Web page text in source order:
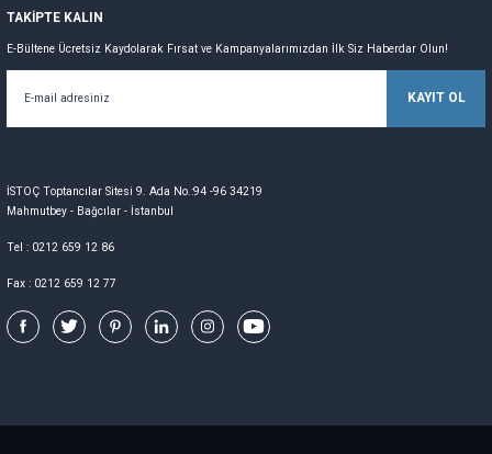
TAKİPTE KALIN
E-Bültene Ücretsiz Kaydolarak Fırsat ve Kampanyalarımızdan İlk Siz Haberdar Olun!
KAYIT OL
İSTOÇ Toptancılar Sitesi 9. Ada No.:94 -96 34219
Mahmutbey - Bağcılar - İstanbul
Tel : 0212 659 12 86
Fax : 0212 659 12 77